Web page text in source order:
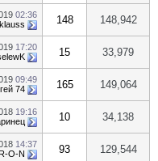
02:36
klauss 148 148,942
17:20
15 33,979
09:49
74 165 149,064
19:16
10 34,138
14:37
O-N 93 129,544